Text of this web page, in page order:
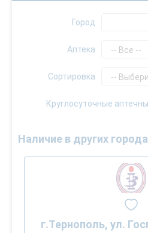
Город
Аптека -- Все --
Сортировка
Круглосуточные
Наличие в других
г.Тернополь, ул.